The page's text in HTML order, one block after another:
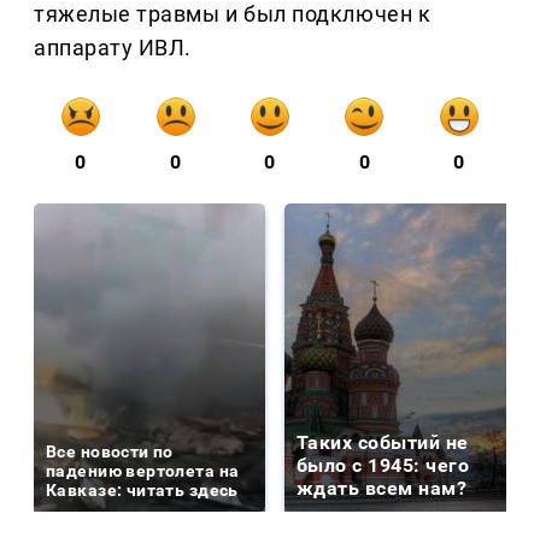
тяжелые травмы и был подключен к
аппарату ИВЛ.
0 0 0 0 0
Все новости по
падению вертолета на
Кавказе: читать здесь
Таких событий не
было с 1945: чего
ждать всем нам?